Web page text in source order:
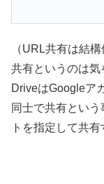
（URL共有は結
共有というのは
DriveはGoogleア
同士で共有とい
トを指定して共